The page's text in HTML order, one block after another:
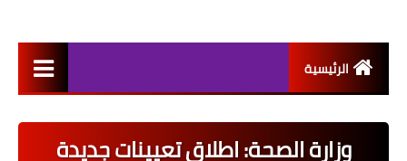
الرئيسية
اخبار القطاع العام
وزارة الصحة: اطلاق تعيينات جديدة